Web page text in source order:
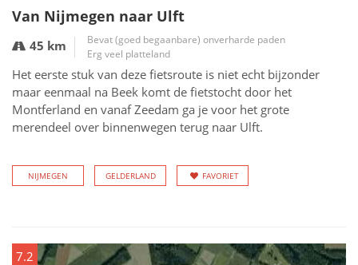
Van Nijmegen naar Ulft
45 km
Bevat (goed begaanbare) onverharde paden
Erg veel platteland
Het eerste stuk van deze fietsroute is niet echt bijzonder
maar eenmaal na Beek komt de fietstocht door het
Montferland en vanaf Zeedam ga je voor het grote
merendeel over binnenwegen terug naar Ulft.
NIJMEGEN GELDERLAND FAVORIET
7.2